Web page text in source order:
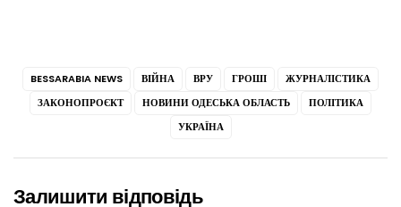
BESSARABIA NEWS ВІЙНА ВРУ ГРОШІ
ЖУРНАЛІСТИКА
ЗАКОНОПРОЄКТ
НОВИНИ ОДЕСЬКА ОБЛАСТЬ
ПОЛІТИКА
УКРАЇНА
Залишити відповідь